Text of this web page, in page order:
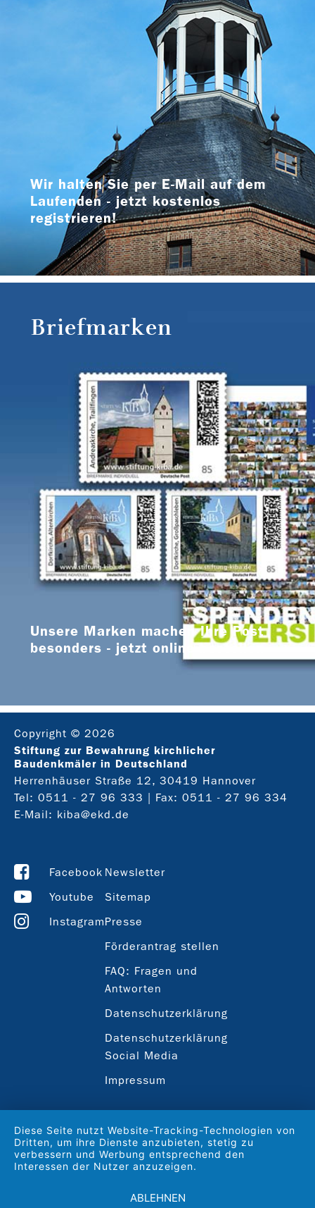
Wir halten Sie per E-Mail auf dem
Laufenden - jetzt kostenlos
registrieren!
Briefmarken
Unsere Marken machen Ihre Post
besonders - jetzt online bestellen
Copyright © 2026
Stiftung zur Bewahrung kirchlicher
Baudenkmäler in Deutschland
Herrenhäuser Straße 12, 30419 Hannover
Tel: 0511 - 27 96 333
| Fax: 0511 - 27 96 334
E-Mail: kiba@ekd.de
Facebook
Youtube
Instagram
Newsletter
Sitemap
Presse
Förderantrag stellen
FAQ: Fragen und
Antworten
Datenschutzerklärung
Datenschutzerklärung
Social Media
Impressum
Diese Seite nutzt Website-Tracking-Technologien von
Dritten, um ihre Dienste anzubieten, stetig zu
verbessern und Werbung entsprechend den
Interessen der Nutzer anzuzeigen.
ABLEHNEN